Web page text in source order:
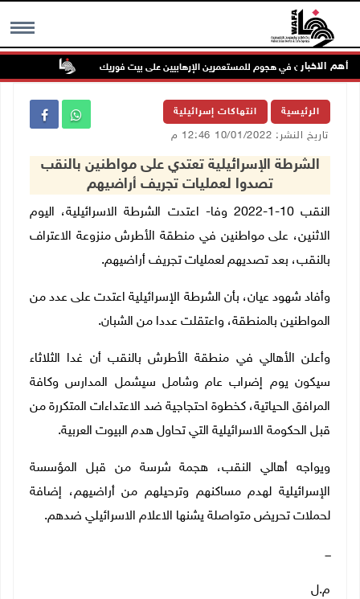
MENU أهم الاخبار
إصابتان في هجوم للمستعمرين الإرهابيين على بيت فوريك
الرئيسية انتهاكات إسرائيلية
تاريخ النشر: 10/01/2022 12:46 م
الشرطة الإسرائيلية تعتدي على مواطنين بالنقب
تصدوا لعمليات تجريف أراضيهم
النقب 10-1-2022 وفا- اعتدت الشرطة الاسرائيلية، اليوم
الاثنين، على مواطنين في منطقة الأطرش منزوعة الاعتراف
بالنقب، بعد تصديهم لعمليات تجريف أراضيهم.
وأفاد شهود عيان، بأن الشرطة الإسرائيلية اعتدت على عدد من
المواطنين بالمنطقة، واعتقلت عددا من الشبان.
وأعلن الأهالي في منطقة الأطرش بالنقب أن غدا الثلاثاء
سيكون يوم إضراب عام وشامل سيشمل المدارس وكافة
المرافق الحياتية، كخطوة احتجاجية ضد الاعتداءات المتكررة من
قبل الحكومة الاسرائيلية التي تحاول هدم البيوت العربية.
ويواجه أهالي النقب، هجمة شرسة من قبل المؤسسة
الإسرائيلية لهدم مساكنهم وترحيلهم من أراضيهم، إضافة
لحملات تحريض متواصلة يشنها الاعلام الاسرائيلي ضدهم.
ـــ
م.ل